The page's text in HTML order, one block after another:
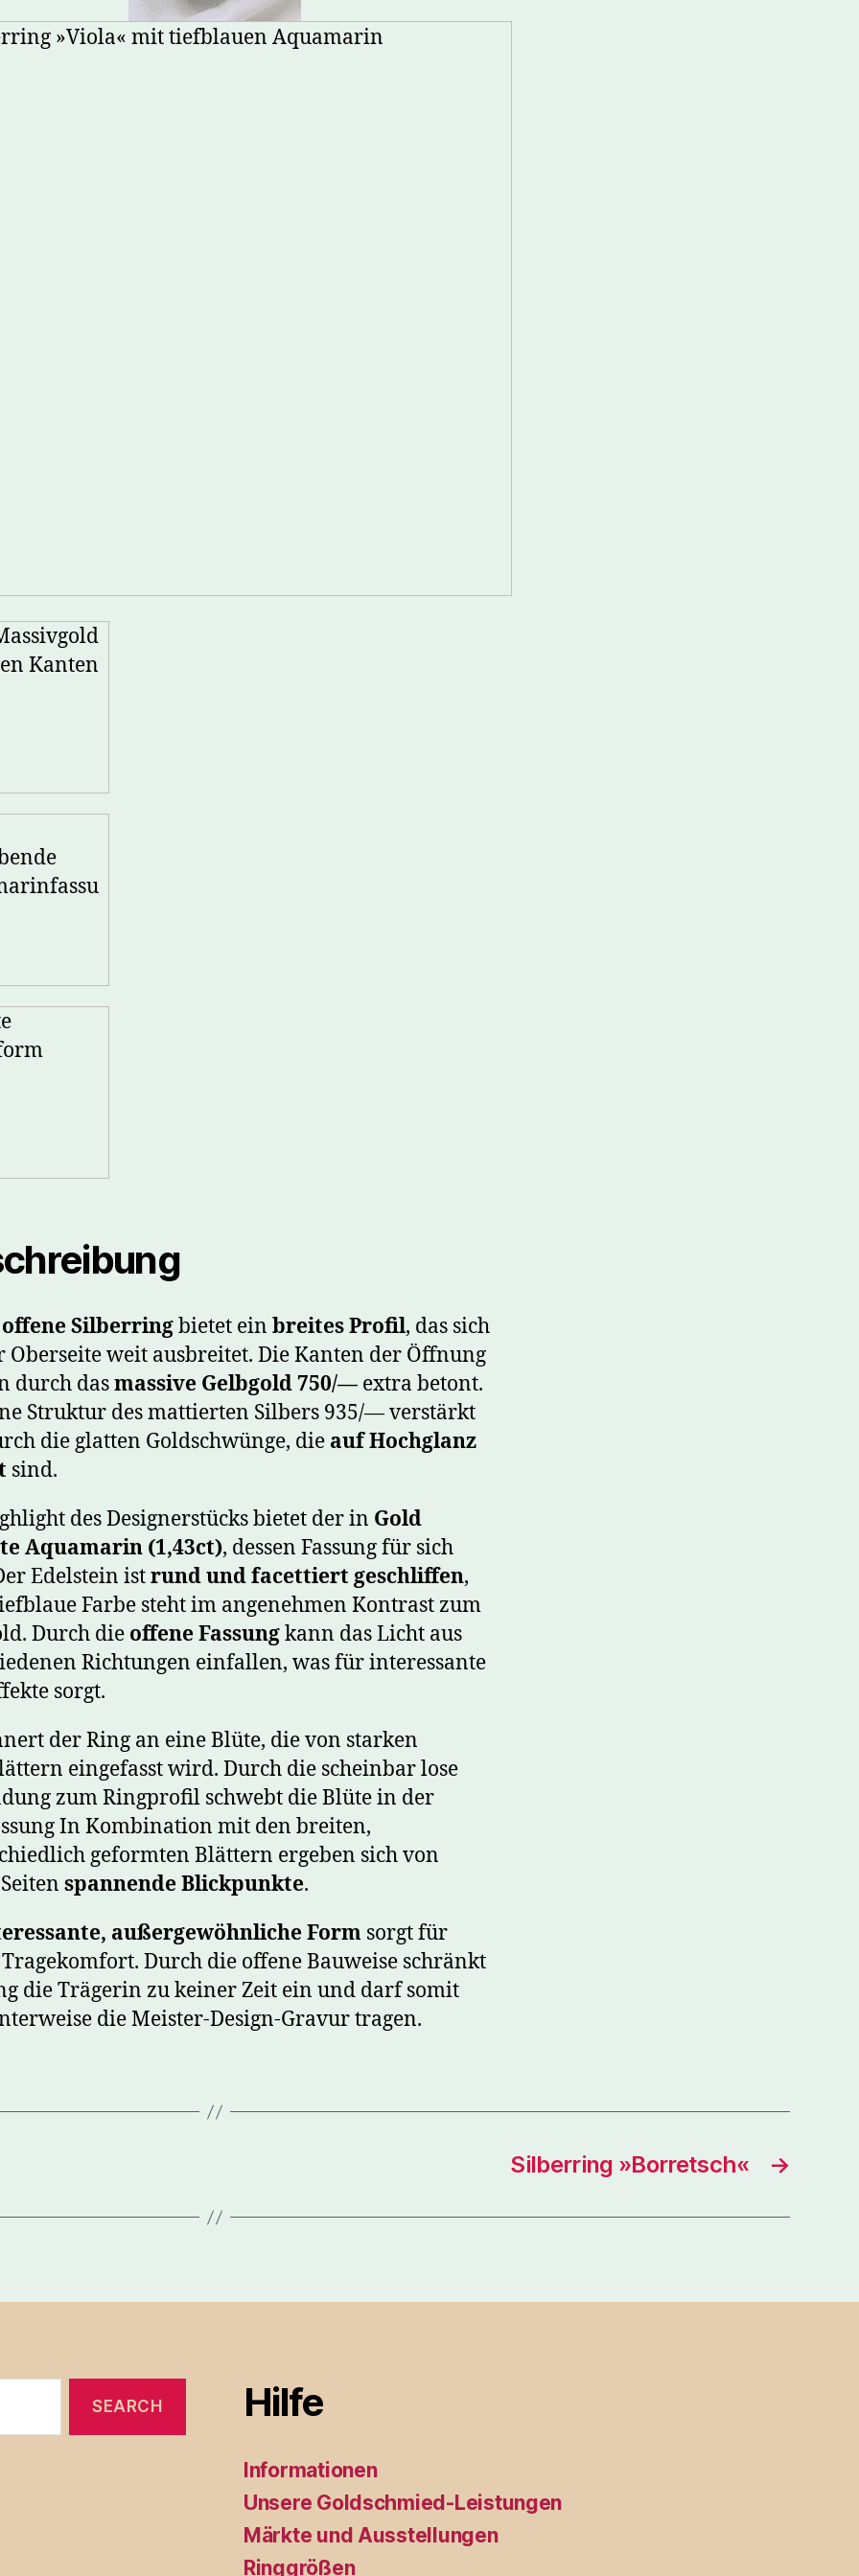
offene Silberringbietet ein breites Profil, das sich
Oberseite weit ausbreitet. Die Kanten der Öffnung
durch dasmassive Gelbgold 750/—extra betont.
Struktur des mattierten Silbers 935/— verstärkt
die glatten Goldschwünge, die auf Hochglanz
sind.
des Designerstücks bietet der in Gold
Aquamarin (1,43ct), dessen Fassung für sich
Edelstein istrund und facettiert geschliffen,
Farbe steht im angenehmen Kontrast zum
Durch die offene Fassungkann das Licht aus
Richtungen einfallen, was für interessante
sorgt.
der Ring an eine Blüte, die von starken
eingefasst wird. Durch die scheinbar lose
zum Ringprofil schwebt die Blüte in der
In Kombination mit den breiten,
geformten Blättern ergeben sich von
spannende Blickpunkte.
außergewöhnliche Form sorgt für
Durch die offene Bauweise schränkt
die Trägerin zu keiner Zeit ein und darf somit
die Meister-Design-Gravur tragen.
→
Silberring »Borretsch«
Hilfe
Informationen
Unsere Goldschmied-Leistungen
Märkte und Ausstellungen
Ringgrößen